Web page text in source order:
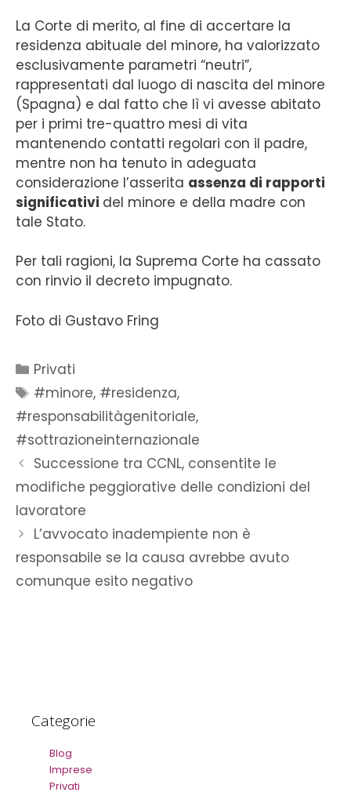
La Corte di merito, al fine di accertare la
residenza abituale del minore, ha valorizzato
esclusivamente parametri “neutri”,
rappresentati dal luogo di nascita del minore
(Spagna) e dal fatto che lì vi avesse abitato
per i primi tre-quattro mesi di vita
mantenendo contatti regolari con il padre,
mentre non ha tenuto in adeguata
considerazione l’asserita assenza di rapporti
significativi del minore e della madre con
tale Stato.
Per tali ragioni, la Suprema Corte ha cassato
con rinvio il decreto impugnato.
Foto di Gustavo Fring
Privati
#minore, #residenza,
#responsabilitàgenitoriale,
#sottrazioneinternazionale
Successione tra CCNL, consentite le
modifiche peggiorative delle condizioni del
lavoratore
L’avvocato inadempiente non è
responsabile se la causa avrebbe avuto
comunque esito negativo
Categorie
Blog
Imprese
Privati